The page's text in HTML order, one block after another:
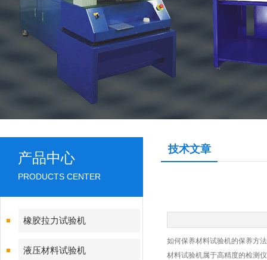
产品中心
PRODUCTS CENTER
橡胶拉力试验机
液压材料试验机
技术文章
如何保养材料试验机的保养方
材料试验机属于高精度的检测